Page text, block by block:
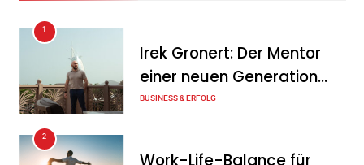
Mitarbeitergespräch pro
Jahr nichts verändert – und
was stattdessen
Verbindlichkeit schafft
1
Irek Gronert: Der Mentor
einer neuen Generation
von Unternehmern
BUSINESS & ERFOLG
2